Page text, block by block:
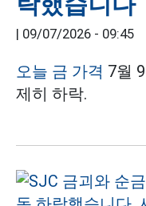
09/07/2026 - 09:45
오늘 금 가격 7월
제히 하락.